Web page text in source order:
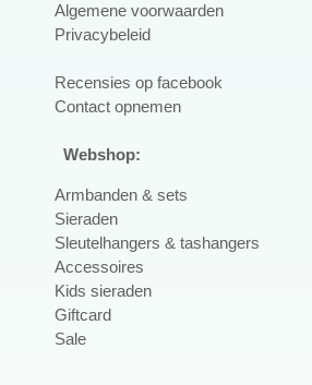
Algemene voorwaarden
Privacybeleid
Recensies op facebook
Contact opnemen
Webshop:
Armbanden & sets
Sieraden
Sleutelhangers & tashangers
Accessoires
Kids sieraden
Giftcard
Sale